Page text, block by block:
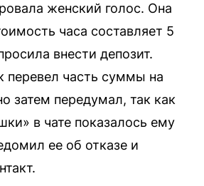
женский голос. Она
часа составляет 5
внести депозит.
перевел часть суммы на
затем передумал, так как
в чате показалось ему
ее об отказе и